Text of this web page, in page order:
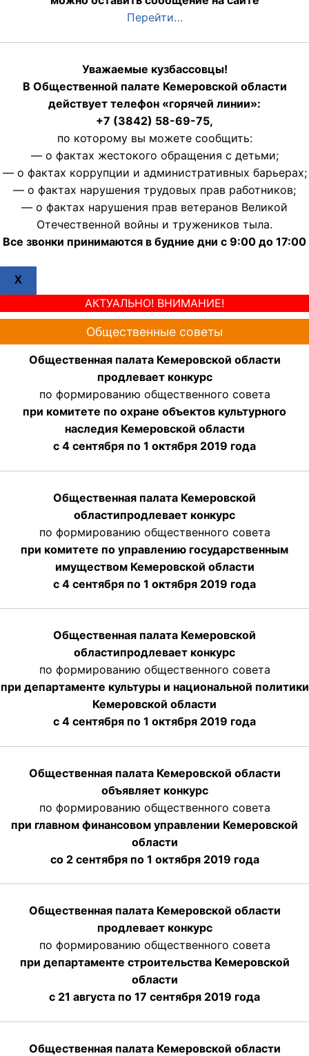
Перейти…
Уважаемые кузбассовцы!
В Общественной палате Кемеровской области
действует телефон «горячей линии»:
+7 (3842) 58-69-75,
по которому вы можете сообщить:
— о фактах жестокого обращения с детьми;
— о фактах коррупции и административных барьерах;
— о фактах нарушения трудовых прав работников;
— о фактах нарушения прав ветеранов Великой
Отечественной войны и тружеников тыла.
Все звонки принимаются в будние дни с 9:00 до 17:00
X
АКТУАЛЬНО! ВНИМАНИЕ!
Общественные советы
Общественная палата Кемеровской области
продлевает конкурс
по формированию общественного совета
при комитете по охране объектов культурного
наследия Кемеровской области
с 4 сентября по 1 октября 2019 года
Общественная палата Кемеровской
областипродлевает конкурс
по формированию общественного совета
при комитете по управлению государственным
имуществом Кемеровской области
с 4 сентября по 1 октября 2019 года
Общественная палата Кемеровской
областипродлевает конкурс
по формированию общественного совета
при департаменте культуры и национальной политики
Кемеровской области
с 4 сентября по 1 октября 2019 года
Общественная палата Кемеровской области
объявляет конкурс
по формированию общественного совета
при главном финансовом управлении Кемеровской
области
со 2 сентября по 1 октября 2019 года
Общественная палата Кемеровской области
продлевает конкурс
по формированию общественного совета
при департаменте строительства Кемеровской
области
с 21 августа по 17 сентября 2019 года
Общественная палата Кемеровской области